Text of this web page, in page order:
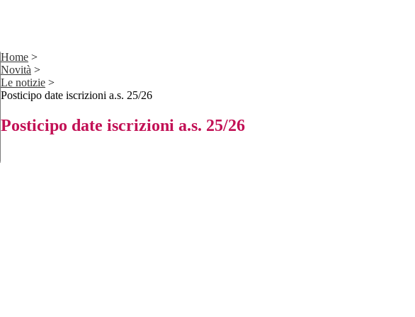
Home >
Novità >
Le notizie >
Posticipo date iscrizioni a.s. 25/26
Posticipo date iscrizioni a.s. 25/26